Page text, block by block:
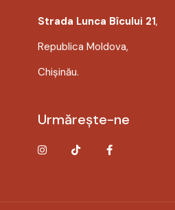
Strada Lunca Bîcului 21,
Republica Moldova,
Chișinău.
Urmărește-ne